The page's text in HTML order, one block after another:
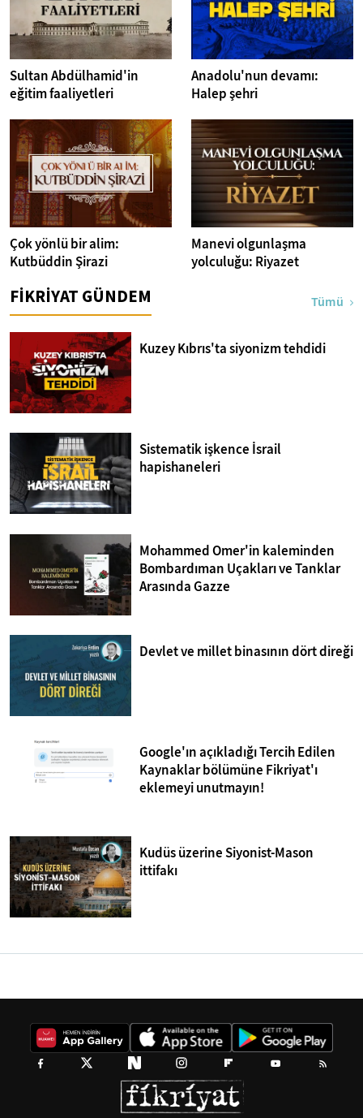
Sultan Abdülhamid'in
eğitim faaliyetleri
Anadolu'nun devamı:
Halep şehri
Çok yönlü bir alim:
Kutbüddin Şirazi
Manevi olgunlaşma
yolculuğu: Riyazet
FİKRİYAT GÜNDEM Tümü
Kuzey Kıbrıs'ta siyonizm tehdidi
Sistematik işkence İsrail
hapishaneleri
Mohammed Omer'in kaleminden
Bombardıman Uçakları ve Tanklar
Arasında Gazze
Devlet ve millet binasının dört direği
Google'ın açıkladığı Tercih Edilen
Kaynaklar bölümüne Fikriyat'ı
eklemeyi unutmayın!
Kudüs üzerine Siyonist-Mason
ittifakı